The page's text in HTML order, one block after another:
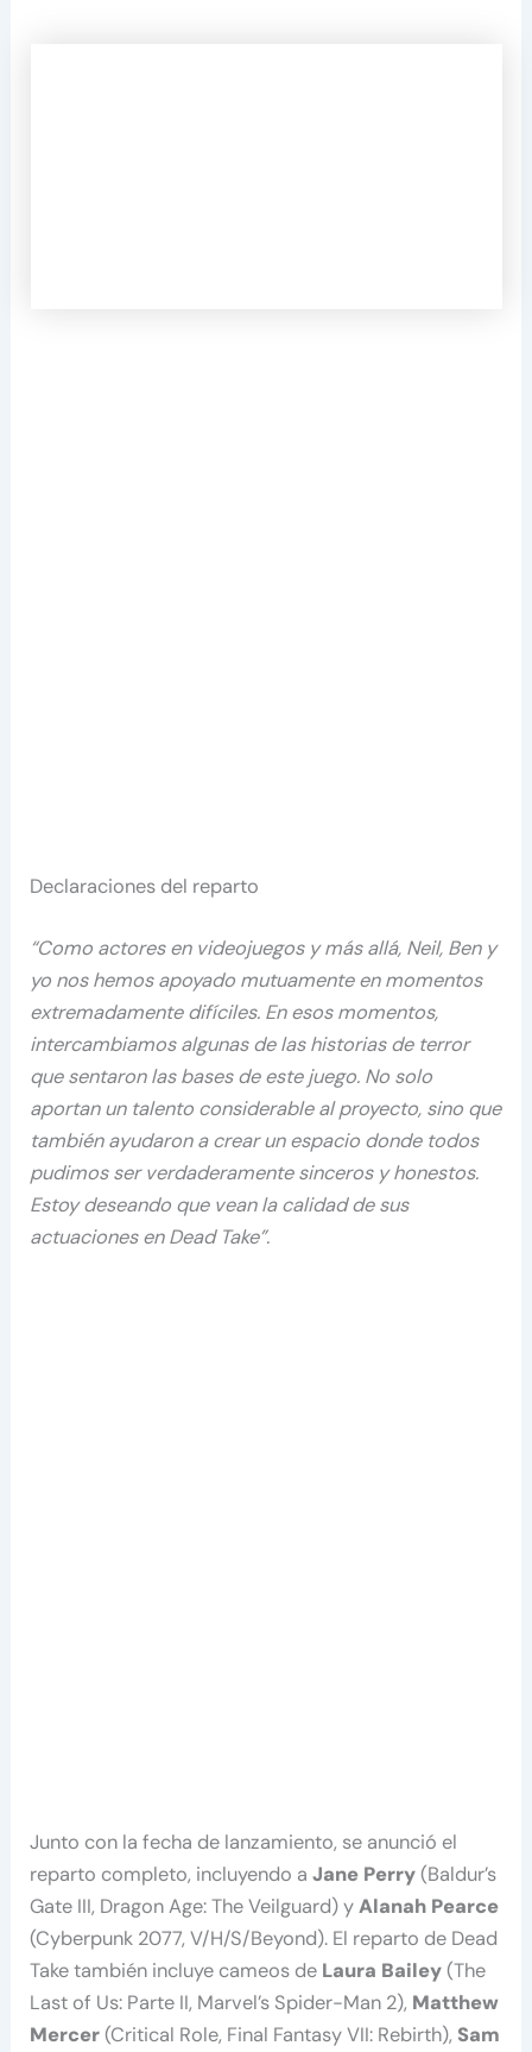
Declaraciones del reparto
“Como actores en videojuegos y más allá, Neil, Ben y
yo nos hemos apoyado mutuamente en momentos
extremadamente difíciles. En esos momentos,
intercambiamos algunas de las historias de terror
que sentaron las bases de este juego. No solo
aportan un talento considerable al proyecto, sino que
también ayudaron a crear un espacio donde todos
pudimos ser verdaderamente sinceros y honestos.
Estoy deseando que vean la calidad de sus
actuaciones en Dead Take”.
Junto con la fecha de lanzamiento, se anunció el
reparto completo, incluyendo aJane Perry(Baldur’s
Gate III, Dragon Age: The Veilguard) yAlanah Pearce
(Cyberpunk 2077, V/H/S/Beyond). El reparto de Dead
Take también incluye cameos de Laura Bailey(The
Last of Us: Parte II, Marvel’s Spider-Man 2), Matthew
Mercer(Critical Role, Final Fantasy VII: Rebirth), Sam